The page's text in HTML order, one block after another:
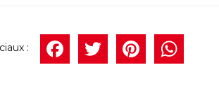
Facebook
Twitter